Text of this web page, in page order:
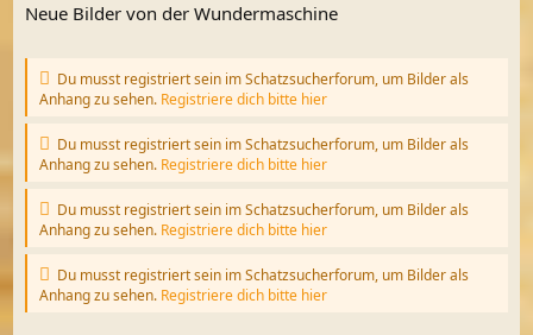
Neue Bilder von der Wundermaschine
Du musst registriert sein im Schatzsucherforum, um Bilder als
Anhang zu sehen. Registriere dich bitte hier
Du musst registriert sein im Schatzsucherforum, um Bilder als
Anhang zu sehen. Registriere dich bitte hier
Du musst registriert sein im Schatzsucherforum, um Bilder als
Anhang zu sehen. Registriere dich bitte hier
Du musst registriert sein im Schatzsucherforum, um Bilder als
Anhang zu sehen. Registriere dich bitte hier